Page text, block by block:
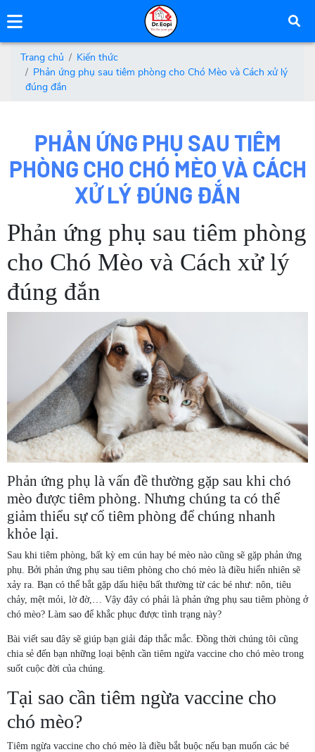
Trang chủ
Kiến thức
Phản ứng phụ sau tiêm phòng cho Chó Mèo và Cách xử lý
đúng đắn
PHẢN ỨNG PHỤ SAU TIÊM
PHÒNG CHO CHÓ MÈO VÀ CÁCH
XỬ LÝ ĐÚNG ĐẮN
Phản ứng phụ sau tiêm phòng
cho Chó Mèo và Cách xử lý
đúng đắn
Phản ứng phụ là vấn đề thường gặp sau khi chó
mèo được tiêm phòng. Nhưng chúng ta có thể
giảm thiểu sự cố tiêm phòng để chúng nhanh
khỏe lại.
Sau khi tiêm phòng, bất kỳ em cún hay bé mèo nào cũng sẽ gặp phản ứng
phụ. Bởi phản ứng phụ sau tiêm phòng cho chó mèo là điều hiển nhiên sẽ
xảy ra. Bạn có thể bắt gặp dấu hiệu bất thường từ các bé như: nôn, tiêu
chảy, mệt mỏi, lờ đờ,… Vậy đây có phải là phản ứng phụ sau tiêm phòng ở
chó mèo? Làm sao để khắc phục được tình trạng này?
Bài viết sau đây sẽ giúp bạn giải đáp thắc mắc. Đồng thời chúng tôi cũng
chia sẻ đến bạn những loại bệnh cần tiêm ngừa vaccine cho chó mèo trong
suốt cuộc đời của chúng.
Tại sao cần tiêm ngừa vaccine cho
chó mèo?
Tiêm ngừa vaccine cho chó mèo là điều bắt buộc nếu bạn muốn các bé